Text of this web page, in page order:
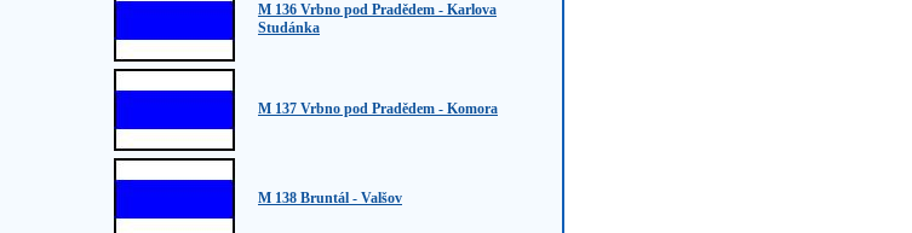
M 136 Vrbno pod Pradědem - Karlova
Studánka
M 137 Vrbno pod Pradědem - Komora
M 138 Bruntál - Valšov